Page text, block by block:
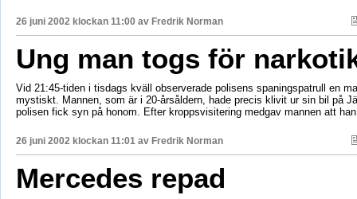
26 juni 2002 klockan 11:00 av Fredrik Norman
Ung man togs för
Vid 21:45-tiden i tisdags kväll observerade polisens spaningspatrull en
mystiskt. Mannen, som är i 20-årsåldern, hade precis klivit ur sin bil på
polisen fick syn på honom. Efter kroppsvisitering medgav mannen att
26 juni 2002 klockan 11:01 av Fredrik Norman
Mercedes repad